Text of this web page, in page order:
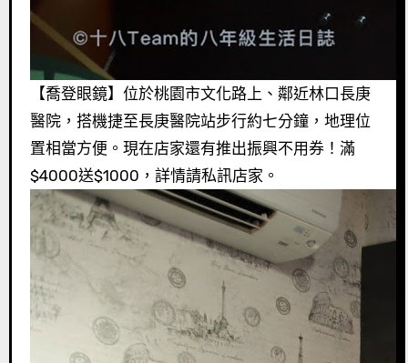
【喬登眼鏡】位於桃園市文化路上、鄰近林口長庚
醫院，搭機捷至長庚醫院站步行約七分鐘，地理位
置相當方便。現在店家還有推出振興不用券！滿
$4000送$1000，詳情請私訊店家。